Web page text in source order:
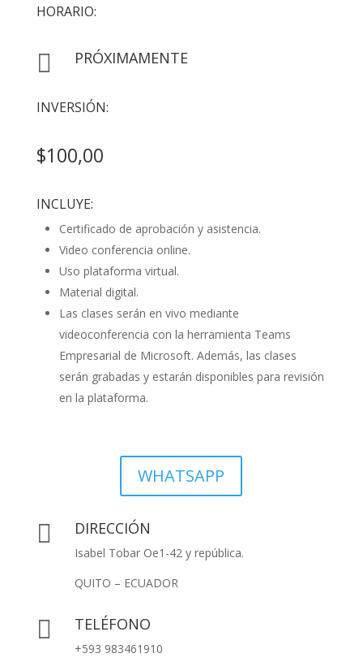
HORARIO:
 PRÓXIMAMENTE
INVERSIÓN:
$100,00
INCLUYE:
Certificado de aprobación y asistencia.
Video conferencia online.
Uso plataforma virtual.
Material digital.
Las clases serán en vivo mediante
videoconferencia con la herramienta Teams
Empresarial de Microsoft. Además, las clases
serán grabadas y estarán disponibles para revisión
en la plataforma.
WHATSAPP
 DIRECCIÓN
Isabel Tobar Oe1-42 y república.
QUITO – ECUADOR
 TELÉFONO
+593 983461910